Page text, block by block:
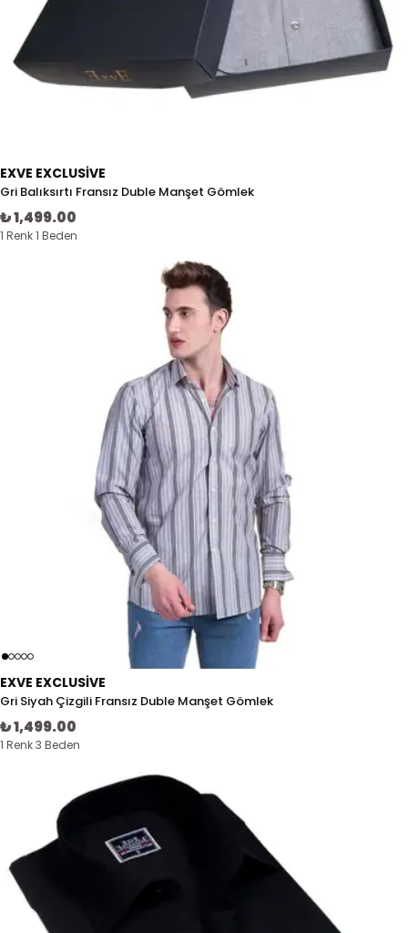
EXVE EXCLUSIVE
Gri Balıksırtı Fransız Duble Manşet Gömlek
₺ 1,499.00
1 Renk 1 Beden
EXVE EXCLUSIVE
Gri Siyah Çizgili Fransız Duble Manşet Gömlek
₺ 1,499.00
1 Renk 3 Beden